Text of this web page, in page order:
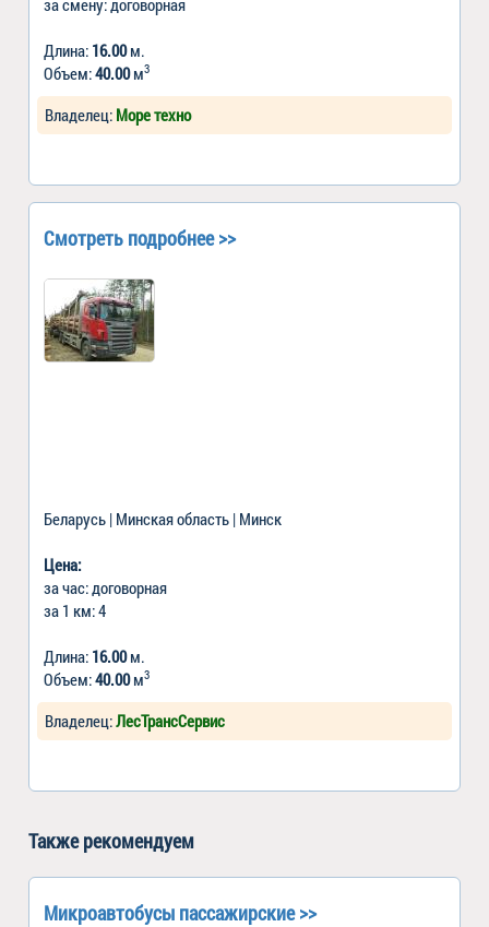
Длина: 16.00м.
Объем:40.00м3
Владелец: Море техно
Смотреть подробнее >>
Беларусь | Минская область | Минск
Цена:
за час: договорная
за 1 км: 4
Длина: 16.00м.
Объем:40.00м3
Владелец:ЛесТрансСервис
Также рекомендуем
Микроавтобусы пассажирские >>